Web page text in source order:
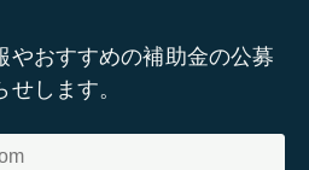
やおすすめの補助金の公募
します。